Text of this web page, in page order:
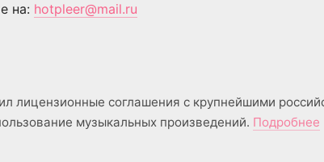
на: hotpleer@mail.ru
лицензионные соглашения с крупнейшими
музыкальных произведений. Подробнее